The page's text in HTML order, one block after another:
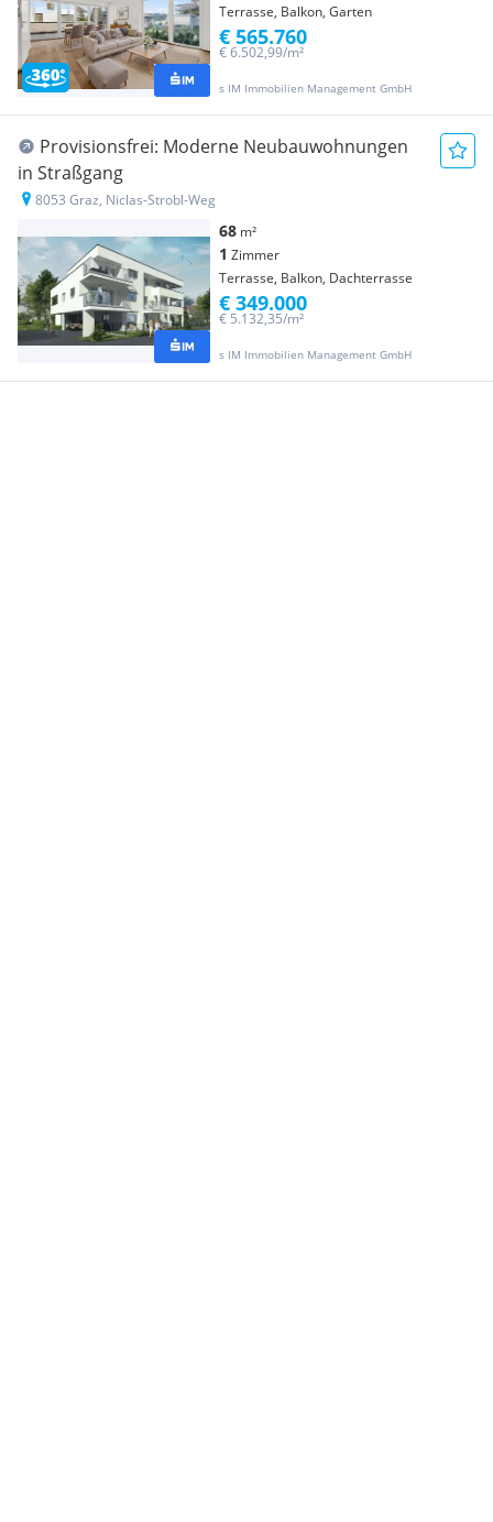
Terrasse, Balkon, Garten
s IM Immobilien Management GmbH
€ 6.502,99/m²
€ 565.760
Provisionsfrei: Moderne Neubauwohnungen
in Straßgang
8053 Graz, Niclas-Strobl-Weg
68 m²
1 Zimmer
Terrasse, Balkon, Dachterrasse
s IM Immobilien Management GmbH
€ 5.132,35/m²
€ 349.000